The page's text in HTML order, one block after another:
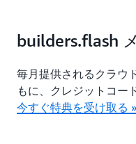
builders.flash
毎月提供されるクラウ
もに、クレジットコー
今すぐ特典を受け取る »